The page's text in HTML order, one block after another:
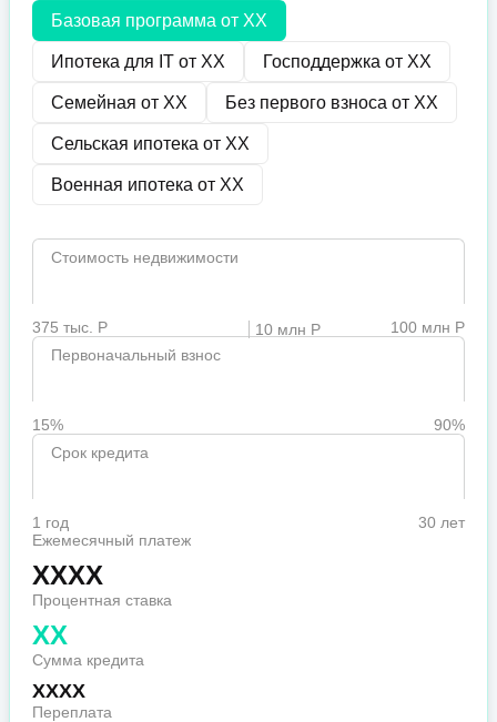
Базовая программа от XX
Ипотека для IT от XX Господдержка от XX
Семейная от XX Без первого взноса от XX
Сельская ипотека от XX
Военная ипотека от XX
Стоимость недвижимости
375 тыс. Р 10 млн Р
100 млн Р
Первоначальный взнос
15%
90%
Срок кредита
1 год
30 лет
Ежемесячный платеж
XXXX
Процентная ставка
XX
Сумма кредита
XXXX
Переплата